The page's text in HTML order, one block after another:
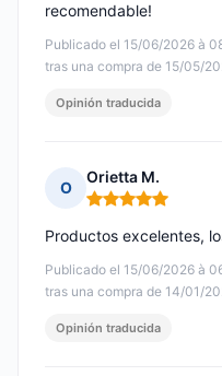
Publicado el 15/06/2026 à
tras una compra de 15/05/
recomendable!
Opinión traducida
O
Orietta M.
Nota: 5 de 5
Publicado el 15/06/2026 à
tras una compra de 14/01/
Productos excelentes,
Opinión traducida